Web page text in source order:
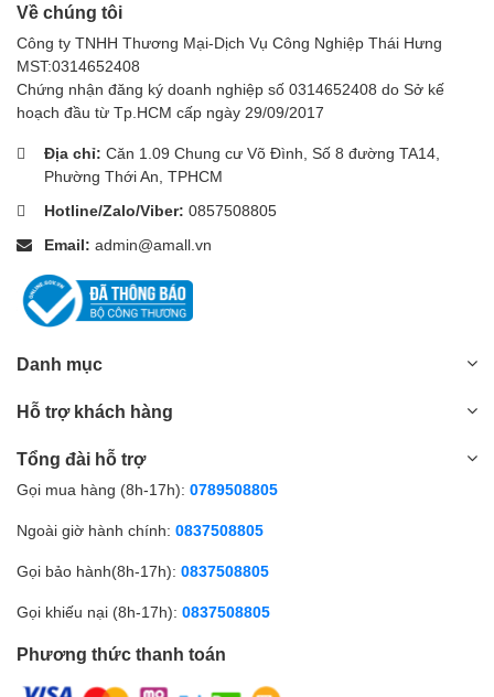
Về chúng tôi
Công ty TNHH Thương Mại-Dịch Vụ Công Nghiệp Thái Hưng
MST:0314652408
Chứng nhận đăng ký doanh nghiệp số 0314652408 do Sở kế
hoạch đầu từ Tp.HCM cấp ngày 29/09/2017
Địa chỉ: Căn 1.09 Chung cư Võ Đình, Số 8 đường TA14,
Phường Thới An, TPHCM
Hotline/Zalo/Viber: 0857508805
Email: admin@amall.vn
Danh mục
Hỗ trợ khách hàng
Tổng đài hỗ trợ
Gọi mua hàng (8h-17h): 0789508805
Ngoài giờ hành chính: 0837508805
Gọi bảo hành(8h-17h): 0837508805
Gọi khiếu nại (8h-17h): 0837508805
Phương thức thanh toán